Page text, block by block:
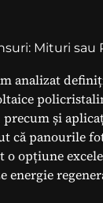
Mituri sau
analizat
precum și
că panourile
opțiune
energie